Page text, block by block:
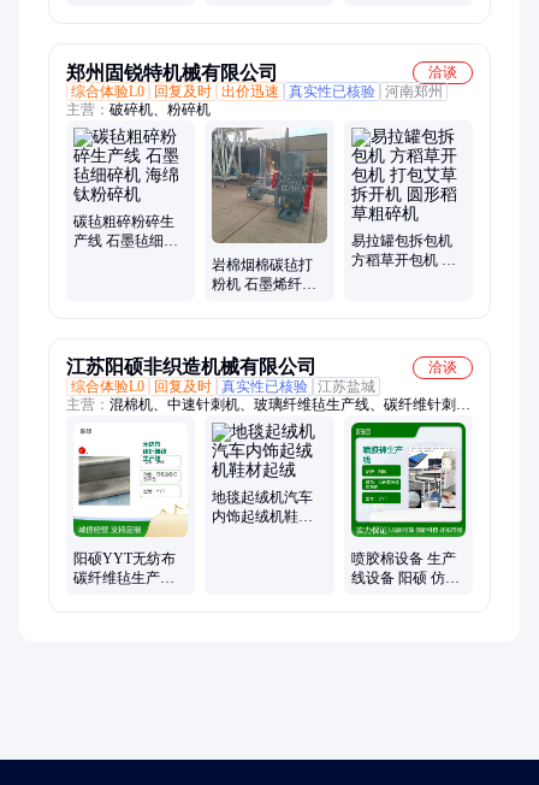
郑州固锐特机械有限公司
洽谈
综合体验L0
回复及时 出价迅速 真实性已核验 河南郑州
主营： 破碎机、粉碎机
碳毡粗碎粉碎生
产线 石墨毡细碎
岩棉烟棉碳毡打
粉机 石墨烯纤维
易拉罐包拆包机
方稻草开包机 打
江苏阳硕非织造机械有限公司
洽谈
综合体验L0
回复及时 真实性已核验 江苏盐城
主营： 混棉机、中速针刺机、玻璃纤维毡生产线、碳纤维针刺
机、无胶棉生产线、硬质棉生产线、开松机、梳理机、土工布生
产线、高速针刺机、高速铺网机、高速梳理机、称重开包机、和
棉机、不锈钢纤维毡设备、百洁布生产线、废纤维毡生产线、气
压棉箱、椰棕纤维生产线
阳硕YYT无纺布
碳纤维毡生产线
地毯起绒机汽车
内饰起绒机鞋材
喷胶棉设备 生产
线设备 阳硕 仿丝